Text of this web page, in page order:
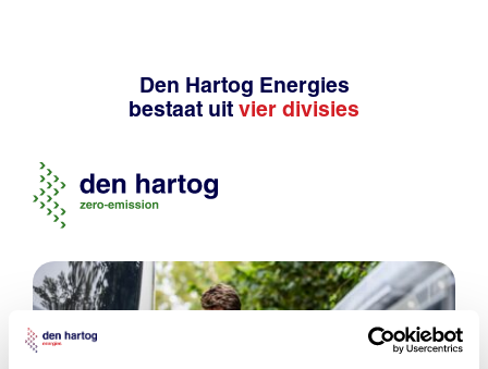
Den Hartog Energies
bestaat uit vier divisies